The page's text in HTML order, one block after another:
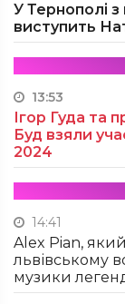
У Тернополі
виступить
13:53
Ігор Гуда та
Буд взяли
2024
14:41
Alex Pian,
львівському
музики